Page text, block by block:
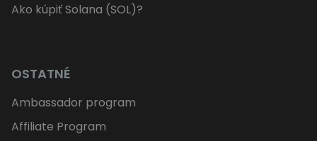
Ako kúpiť Solana (SOL)?
OSTATNÉ
Ambassador program
Affiliate Program